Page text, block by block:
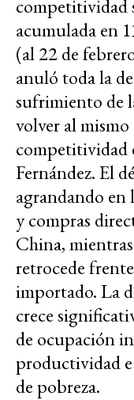
competitividad
acumulada en
(al 22 de
anuló toda la
sufrimiento de
volver al
competitividad
Fernández. El
agrandando en
y compras
China,
retrocede
importado. La
crece
de ocupación
productividad
de pobreza.